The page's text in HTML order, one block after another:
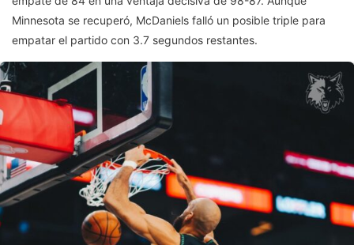
Minnesota se recuperó, McDaniels falló un posible triple para
empatar el partido con 3.7 segundos restantes.